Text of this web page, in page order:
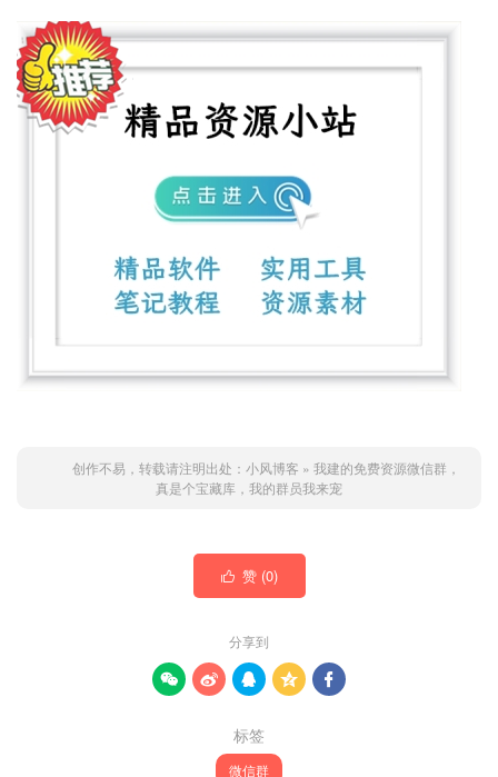
创作不易，转载请注明出处： 小风博客 » 我建的免费资源微信群，
真是个宝藏库，我的群员我来宠
 赞 (0)
分享到
    
标签
微信群